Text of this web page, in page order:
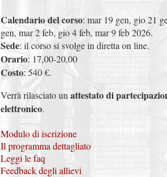
Calendario del corso: mar 19 gen, gio 21
gen, mar 2 feb, gio 4 feb, mar 9 feb 2026.
Sede: il corso si svolge in diretta on line.
Orario: 17,00-20,00
Costo: 540 €.
Verrà rilasciato un attestato di
elettronico.
Modulo di iscrizione
Il programma dettagliato
Leggi le faq
Feedback degli allievi